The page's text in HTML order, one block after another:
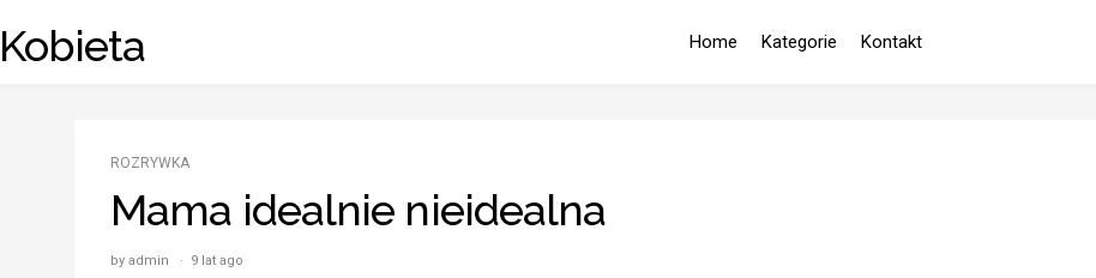
toKobieta Home Kategorie Kontakt
ROZRYWKA
Mama idealnie nieidealna
by admin · 9 lat ago